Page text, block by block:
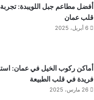
أفضل مطاعم جبل اللويبدة:
قلب عمان
6 أبريل، 2025
أماكن ركوب الخيل في عمان:
فريدة في قلب الطبيعة
26 مارس، 2025